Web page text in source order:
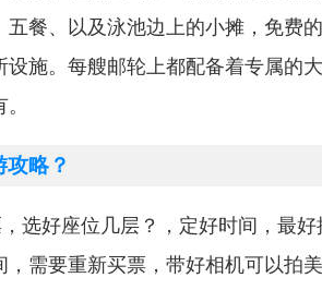
五餐、以及泳池边上的小摊，免费
设施。每艘邮轮上都配备着专属的
略？
选好座位几层？，定好时间，最
，需要重新买票，带好相机可以拍